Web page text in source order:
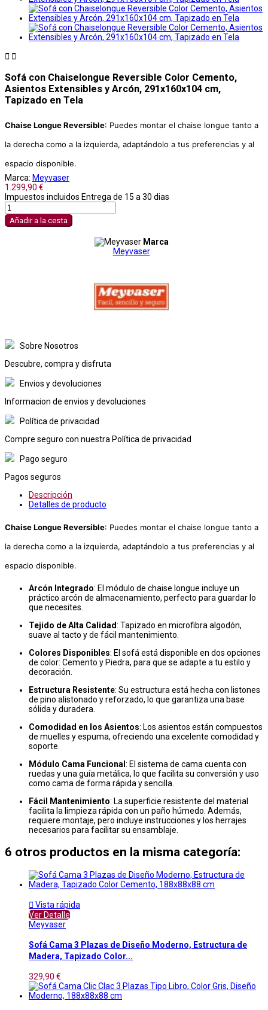
 
Sofá con Chaiselongue Reversible Color Cemento,
Asientos Extensibles y Arcón, 291x160x104 cm,
Tapizado en Tela
Chaise Longue Reversible: Puedes montar el chaise longue tanto a
la derecha como a la izquierda, adaptándolo a tus preferencias y al
espacio disponible.
Marca: Meyvaser
1.299,90 €
Impuestos incluidos Entrega de 15 a 30 dias
Añadir a la cesta
Marca
Meyvaser
Sobre Nosotros
Descubre, compra y disfruta
Envios y devoluciones
Informacion de envios y devoluciones
Política de privacidad
Compre seguro con nuestra Política de privacidad
Pago seguro
Pagos seguros
Descripción
Detalles de producto
Chaise Longue Reversible: Puedes montar el chaise longue tanto a
la derecha como a la izquierda, adaptándolo a tus preferencias y al
espacio disponible.
Arcón Integrado: El módulo de chaise longue incluye un
práctico arcón de almacenamiento, perfecto para guardar lo
que necesites.
Tejido de Alta Calidad: Tapizado en microfibra algodón,
suave al tacto y de fácil mantenimiento.
Colores Disponibles: El sofá está disponible en dos opciones
de color: Cemento y Piedra, para que se adapte a tu estilo y
decoración.
Estructura Resistente: Su estructura está hecha con listones
de pino alistonado y reforzado, lo que garantiza una base
sólida y duradera.
Comodidad en los Asientos: Los asientos están compuestos
de muelles y espuma, ofreciendo una excelente comodidad y
soporte.
Módulo Cama Funcional : El sistema de cama cuenta con
ruedas y una guía metálica, lo que facilita su conversión y uso
como cama de forma rápida y sencilla.
Fácil Mantenimiento: La superficie resistente del material
facilita la limpieza rápida con un paño húmedo. Además,
requiere montaje, pero incluye instrucciones y los herrajes
necesarios para facilitar su ensamblaje.
6 otros productos en la misma categoría:
 Vista rápida
Ver Detalle
Meyvaser
Sofá Cama 3 Plazas de Diseño Moderno, Estructura de
Madera, Tapizado Color...
329,90 €